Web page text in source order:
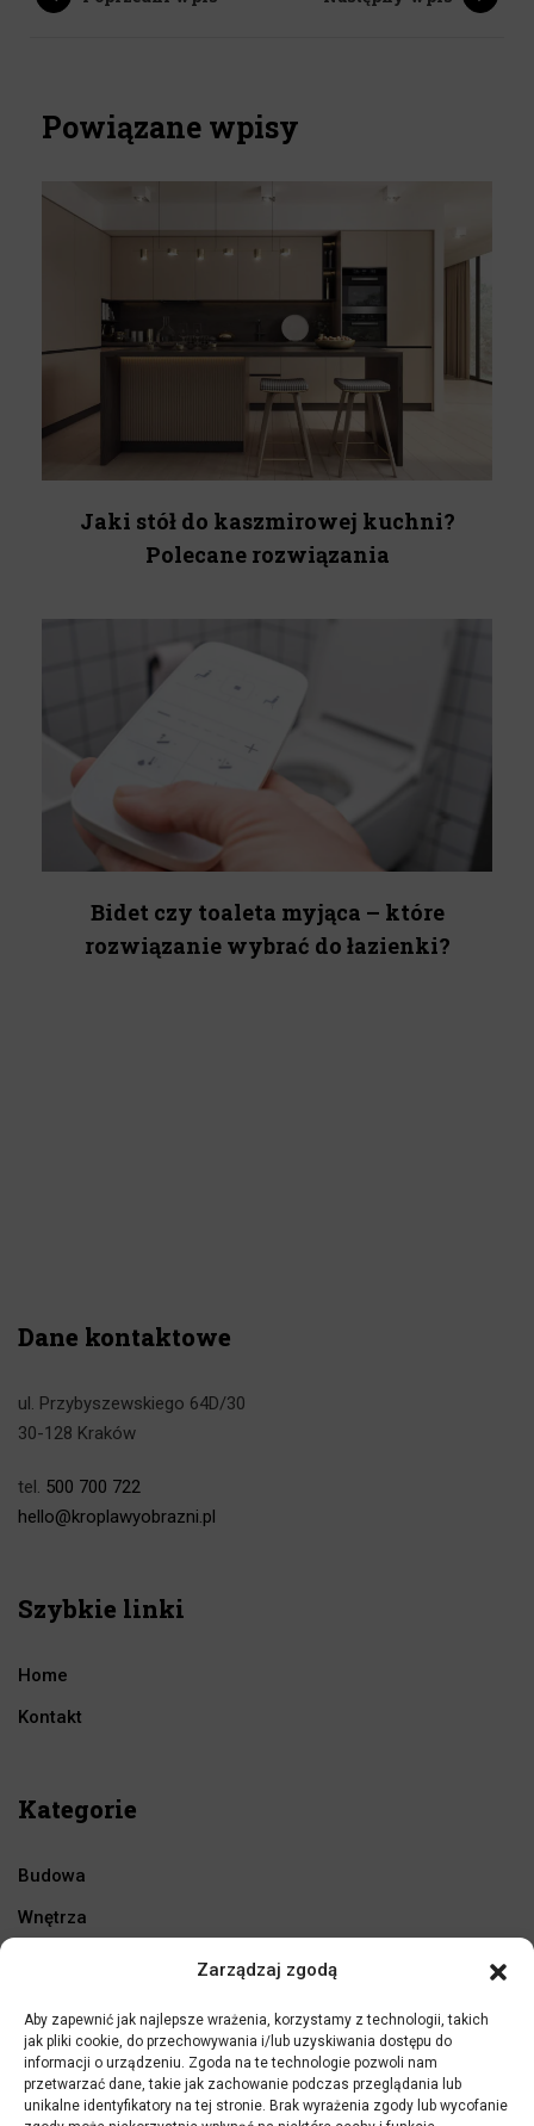
Zarządzaj zgodą
Aby zapewnić jak najlepsze wrażenia, korzystamy z technologii, takich
jak pliki cookie, do przechowywania i/lub uzyskiwania dostępu do
informacji o urządzeniu. Zgoda na te technologie pozwoli nam
przetwarzać dane, takie jak zachowanie podczas przeglądania lub
unikalne identyfikatory na tej stronie. Brak wyrażenia zgody lub wycofanie
Powiązane wpisy
Jaki stół do kaszmirowej kuchni?
Polecane rozwiązania
Bidet czy toaleta myjąca – które
rozwiązanie wybrać do łazienki?
Dane kontaktowe
ul. Przybyszewskiego 64D/30
30-128 Kraków
tel. 500 700 722
hello@kroplawyobrazni.pl
Szybkie linki
Home
Kontakt
Kategorie
Budowa
Wnętrza
Warsztat